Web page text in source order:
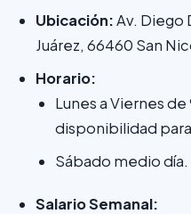
Ubicación:Av. Diego
Juárez, 66460 San
Horario:
Lunes a Viernes
disponibilidad
Sábado medio día.
Salario Semanal: